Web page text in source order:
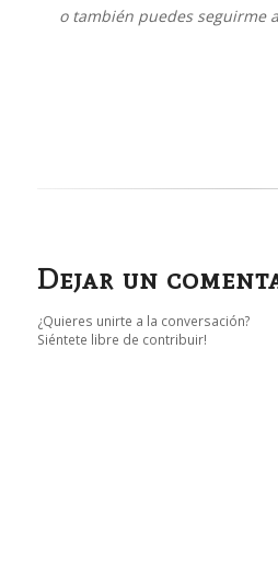
o también puedes seguirme
Dejar un
¿Quieres unirte a la conversación?
Siéntete libre de contribuir!